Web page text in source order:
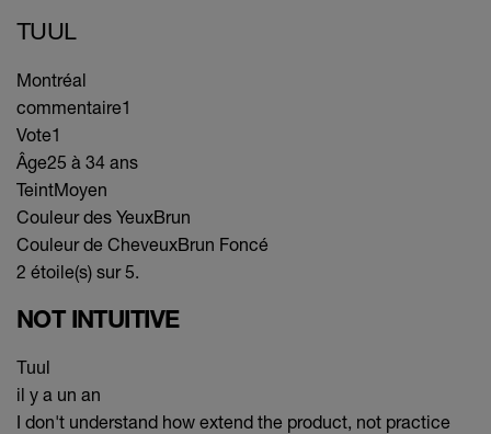
TUUL
Montréal
commentaire1
Vote1
Âge25 à 34 ans
TeintMoyen
Couleur des YeuxBrun
Couleur de CheveuxBrun Foncé
2 étoile(s) sur 5.
NOT INTUITIVE
Tuul
il y a un an
I don't understand how extend the product, not practice